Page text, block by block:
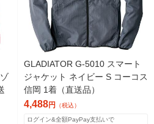
GLADIATOR G-5010 スマート
ジャケット ネイビー S コーコス
信岡 1着（直送品）
4,488円 （税込）
ログイン&全額PayPay支払いで